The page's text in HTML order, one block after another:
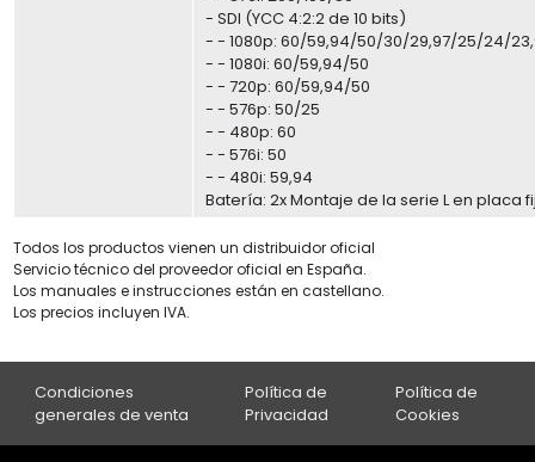
- SDI (YCC 4:2:2 de 10 bits)
- - 1080p: 60/59,94/50/30/29,97/25/24/
- - 1080i: 60/59,94/50
- - 720p: 60/59,94/50
- - 576p: 50/25
- - 480p: 60
- - 576i: 50
- - 480i: 59,94
Batería: 2x Montaje de la serie L en placa
Todos los productos vienen un distribuidor oficial
Servicio técnico del proveedor oficial en España.
Los manuales e instrucciones están en castellano.
Los precios incluyen IVA.
Condiciones
generales de venta
Política de
Privacidad
Política de
Cookies